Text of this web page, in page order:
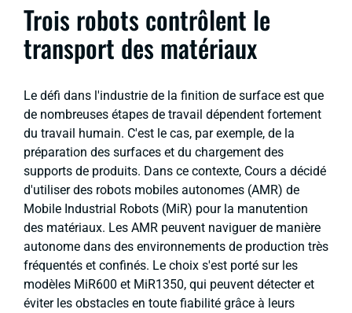
Trois robots contrôlent le
transport des matériaux
Le défi dans l'industrie de la finition de surface est que
de nombreuses étapes de travail dépendent fortement
du travail humain. C'est le cas, par exemple, de la
préparation des surfaces et du chargement des
supports de produits. Dans ce contexte, Cours a décidé
d'utiliser des robots mobiles autonomes (AMR) de
Mobile Industrial Robots (MiR) pour la manutention
des matériaux. Les AMR peuvent naviguer de manière
autonome dans des environnements de production très
fréquentés et confinés. Le choix s'est porté sur les
modèles MiR600 et MiR1350, qui peuvent détecter et
éviter les obstacles en toute fiabilité grâce à leurs